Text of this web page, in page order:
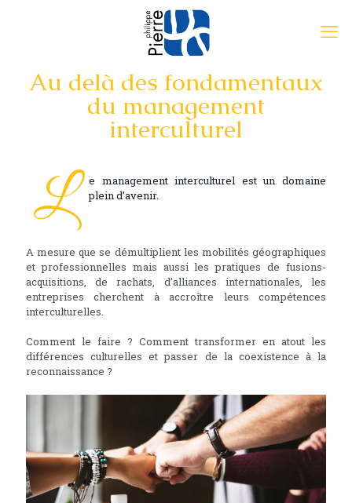
Au delà des fondamentaux
du management
interculturel
L
e management interculturel est un domaine
plein d’avenir.
A mesure que se démultiplient les mobilités géographiques
et professionnelles mais aussi les pratiques de fusions-
acquisitions, de rachats, d’alliances internationales, les
entreprises cherchent à accroître leurs compétences
interculturelles.
Comment le faire ? Comment transformer en atout les
différences culturelles et passer de la coexistence à la
reconnaissance ?